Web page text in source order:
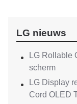
LG nieuws
LG Rollable
scherm
LG Display
Cord OLED